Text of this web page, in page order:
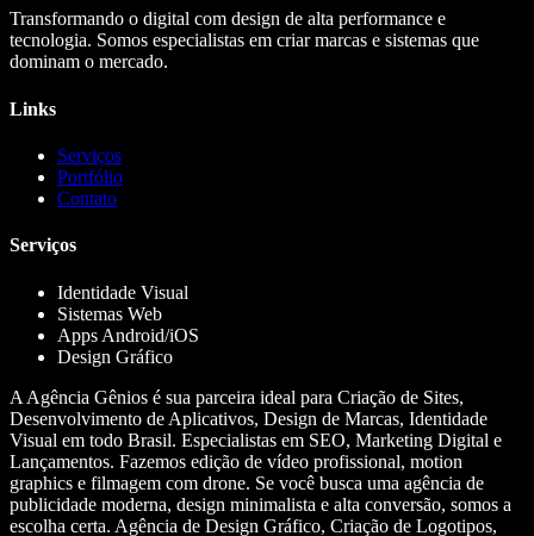
Transformando o digital com design de alta performance e
tecnologia. Somos especialistas em criar marcas e sistemas que
dominam o mercado.
Links
Serviços
Portfólio
Contato
Serviços
Identidade Visual
Sistemas Web
Apps Android/iOS
Design Gráfico
A Agência Gênios é sua parceira ideal para Criação de Sites,
Desenvolvimento de Aplicativos, Design de Marcas, Identidade
Visual em todo Brasil. Especialistas em SEO, Marketing Digital e
Lançamentos. Fazemos edição de vídeo profissional, motion
graphics e filmagem com drone. Se você busca uma agência de
publicidade moderna, design minimalista e alta conversão, somos a
escolha certa. Agência de Design Gráfico, Criação de Logotipos,